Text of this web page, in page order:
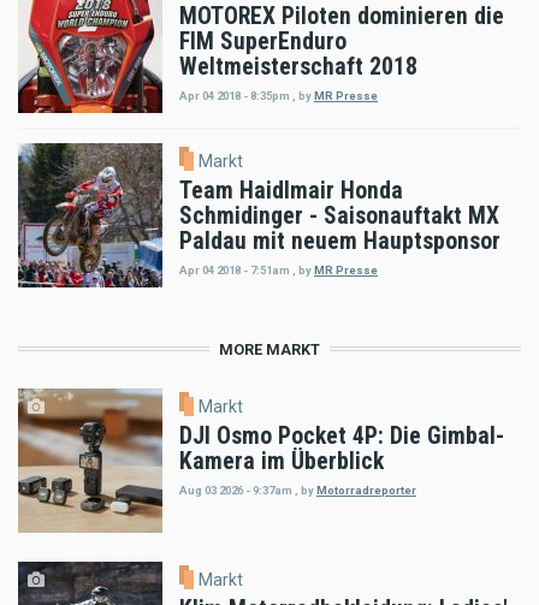
MOTOREX Piloten dominieren die
FIM SuperEnduro
Weltmeisterschaft 2018
Apr 04 2018 - 8:35pm byMR Presse
Markt
Team Haidlmair Honda
Schmidinger - Saisonauftakt MX
Paldau mit neuem Hauptsponsor
Apr 04 2018 - 7:51am byMR Presse
MORE MARKT
Markt
DJI Osmo Pocket 4P: Die Gimbal-
Kamera im Überblick
Aug 03 2026 - 9:37am byMotorradreporter
Markt